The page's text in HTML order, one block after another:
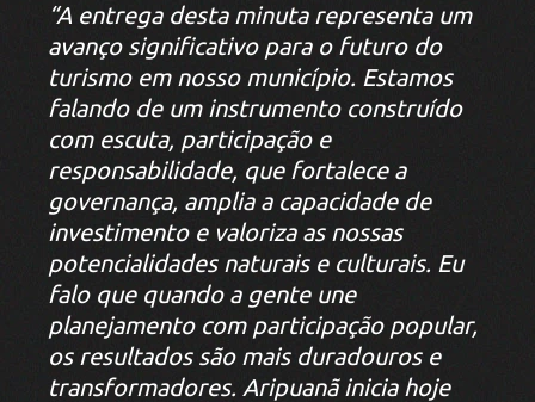
“A entrega desta minuta representa um
avanço significativo para o futuro do
turismo em nosso município. Estamos
falando de um instrumento construído
com escuta, participação e
responsabilidade, que fortalece a
governança, amplia a capacidade de
investimento e valoriza as nossas
potencialidades naturais e culturais. Eu
falo que quando a gente une
planejamento com participação popular,
os resultados são mais duradouros e
transformadores. Aripuanã inicia hoje